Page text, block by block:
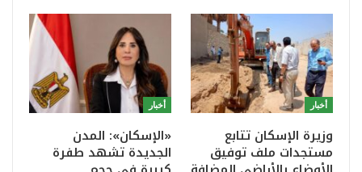
أخبار
وزيرة الإسكان تتابع
مستجدات ملف توفيق
أخبار
«الإسكان»: المدن
الجديدة تشهد طفرة